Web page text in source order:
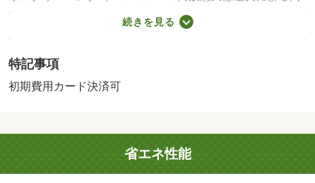
損・破損は別途費用がかかります。※故意・過失等別途実
費］ 抗菌消臭施工代１３２００円、安心入居サポート１
０円（駐車場を借りない場合） ＮＯ：６３１６０５３
０・賃貸保証等：加入要（初回家賃総額の５０％ １年毎
委託料 21750円/安心入居サポート（課税対象） 16500円/
抗菌消臭施工代（課税対象） 13200円/鍵交換代（課税対
象） 18150円
続きを見る
特記事項
初期費用カード決済可
省エネ性能